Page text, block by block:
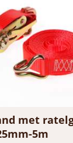
met
5m